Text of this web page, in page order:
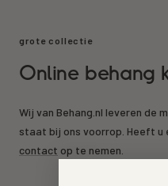
grote collectie
Online behang
Wij van Behang.nl leveren de
staat bij ons voorrop. Heeft u
contact op te nemen.